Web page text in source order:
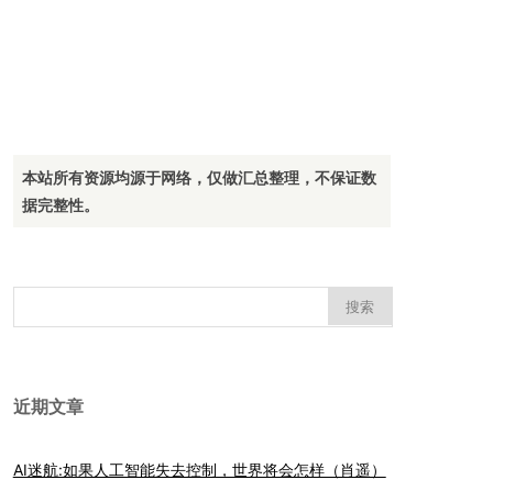
本站所有资源均源于网络，仅做汇总整理，不保证数
据完整性。
索：
近期文章
AI迷航:如果人工智能失去控制，世界将会怎样（肖遥）